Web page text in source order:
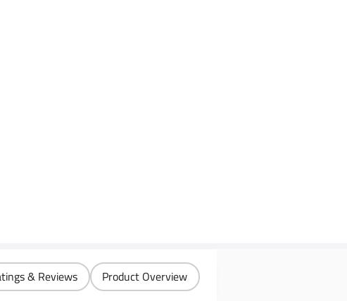
Product Overview
& Reviews